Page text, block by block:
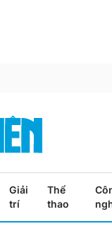
Giải
trí
Thể
thao